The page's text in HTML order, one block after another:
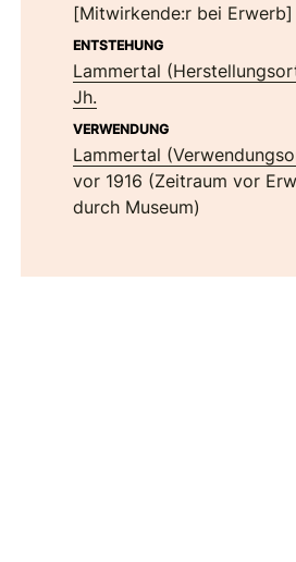
[Mitwirkende:r bei Erwerb]
ENTSTEHUNG
Lammertal
Jh.
VERWENDUNG
Lammertal
vor 1916 (Zeitraum vor
durch Museum)